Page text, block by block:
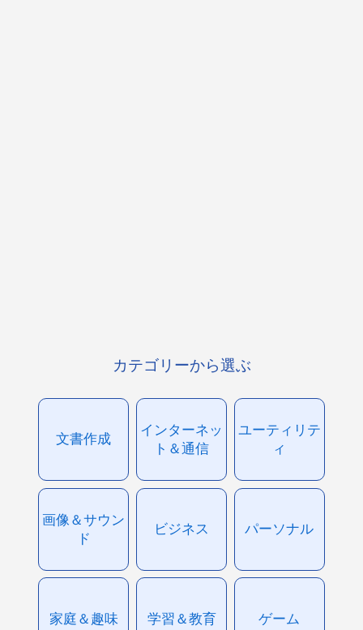
カテゴリーから選ぶ
文書作成
インターネッ
ト＆通信
ユーティリテ
ィ
画像＆サウン
ド
ビジネス パーソナル
家庭＆趣味 学習＆教育 ゲーム